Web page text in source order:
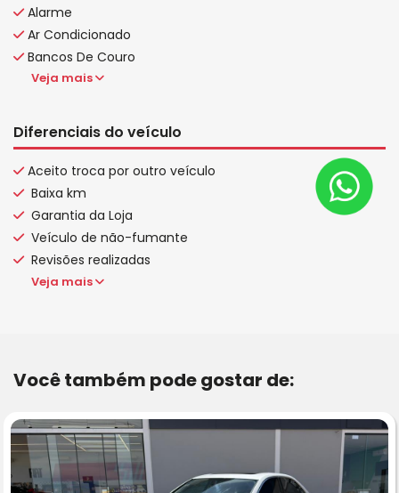
Alarme
Ar Condicionado
Bancos De Couro
Veja mais
Diferenciais do veículo
Aceito troca por outro veículo
Baixa km
Garantia da Loja
Veículo de não-fumante
Revisões realizadas
Veja mais
Você também pode gostar de: